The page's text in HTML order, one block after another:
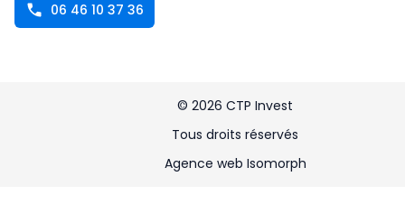
06 46 10 37 36
© 2026 CTP Invest
Tous droits réservés
Agence web Isomorph